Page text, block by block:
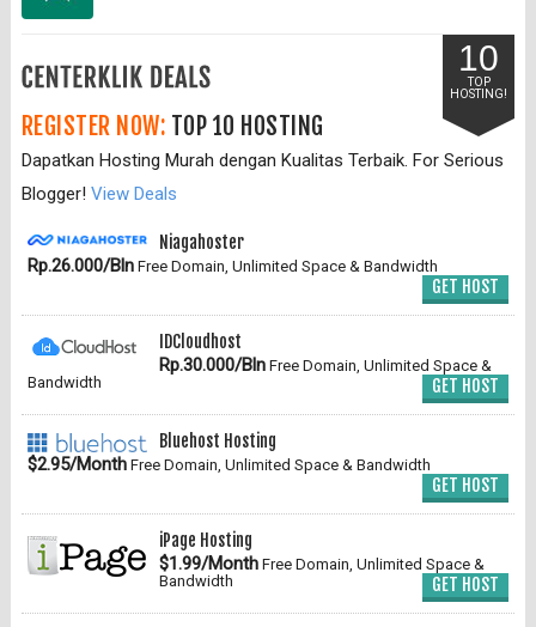
10
TOP
HOSTING!
REGISTER NOW: TOP 10 HOSTING
Dapatkan Hosting Murah dengan Kualitas Terbaik. For Serious
Blogger! View Deals
Niagahoster
Rp.26.000/BlnFree Domain, Unlimited Space & Bandwidth
GET HOST
IDCloudhost
Rp.30.000/BlnFree Domain, Unlimited Space &
Bandwidth
GET HOST
Bluehost Hosting
$2.95/MonthFree Domain, Unlimited Space & Bandwidth
GET HOST
iPage Hosting
$1.99/MonthFree Domain, Unlimited Space &
Bandwidth
GET HOST